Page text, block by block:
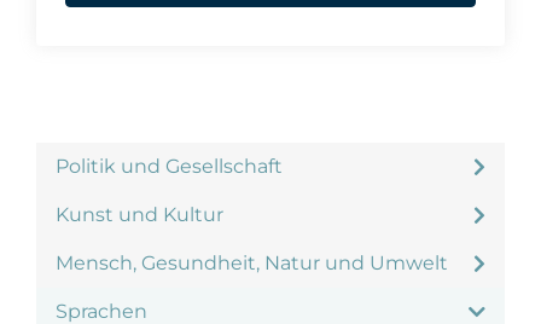
Politik und Gesellschaft
Kunst und Kultur
Mensch, Gesundheit, Natur und Umwelt
Sprachen